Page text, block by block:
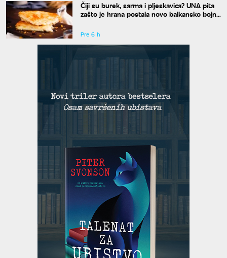
Čiji su burek, sarma i pljeskavica? UNA pita
zašto je hrana postala novo balkansko bojno
Pre 6 h